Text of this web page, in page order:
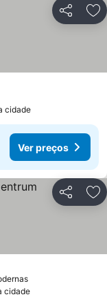
Partilhar
cidade
Ver preços
Partilhar
Ver preços
cidade